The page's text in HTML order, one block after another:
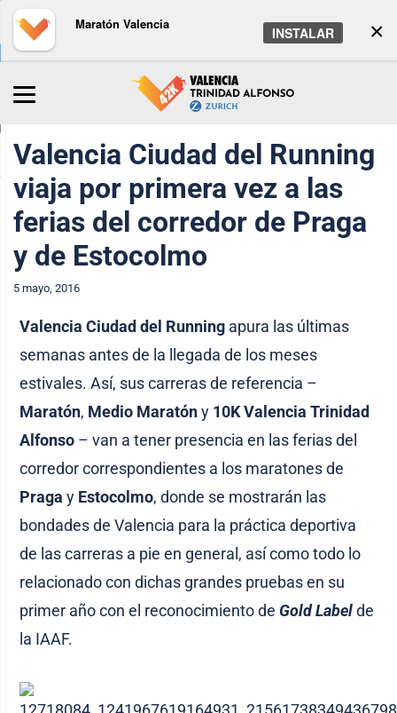
×
Maratón Valencia
INSTALAR
Noticias
Valencia Ciudad del Running
viaja por primera vez a las
ferias del corredor de Praga
y de Estocolmo
5 mayo, 2016
Valencia Ciudad del Running apura las últimas
semanas antes de la llegada de los meses
estivales. Así, sus carreras de referencia –
Maratón, Medio Maratóny 10K Valencia Trinidad
Alfonso – van a tener presencia en las ferias del
corredor correspondientes a los maratones de
Praga y Estocolmo, donde se mostrarán las
bondades de Valencia para la práctica deportiva
de las carreras a pie en general, así como todo lo
relacionado con dichas grandes pruebas en su
primer año con el reconocimiento de Gold Labelde
la IAAF.